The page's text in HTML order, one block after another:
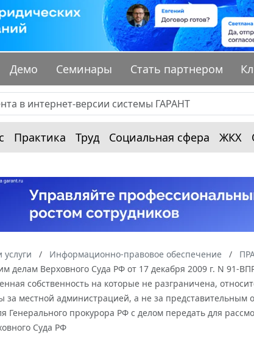
Демо Семинары Стать партнером
Практика Труд Социальная сфера ЖКХ
Информационно-правовое обеспечение
делам Верховного Суда РФ от 17 декабря 2009 г. N 91-
собственность на которые не разграничена,
за местной администрацией, а не за представительным
Генерального прокурора РФ с делом передать для
Суда РФ